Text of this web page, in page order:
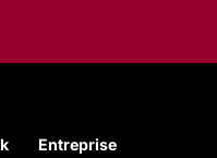
Entreprise